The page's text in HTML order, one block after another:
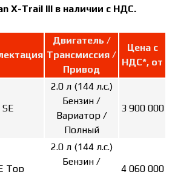
X-Trail III в наличии с НДС.
Двигатель /
Трансмиссия /
Привод
Цена с
НДС*, от
SE
2.0 л (144 л.с.)
Бензин /
Вариатор /
Полный
3 900 000
Top
2.0 л (144 л.с.)
Бензин /
4 060 000